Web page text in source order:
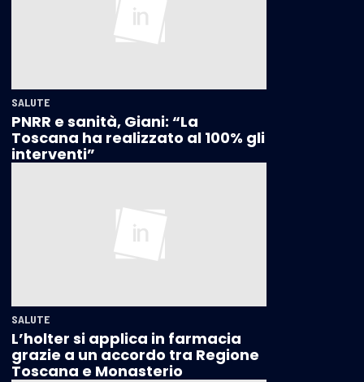
SALUTE
PNRR e sanità, Giani: “La
Toscana ha realizzato al 100% gli
interventi”
SALUTE
L’holter si applica in farmacia
grazie a un accordo tra Regione
Toscana e Monasterio